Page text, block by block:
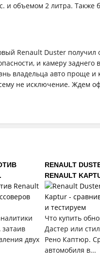
и объемом 2 литра. Также
Renault Duster получил
и камеру заднего
владельца авто проще
не исключение. Ждем
двух
RENAULT
RENAULT
Что купить
Дастер или
Рено Каптюр.
автомобиля в...